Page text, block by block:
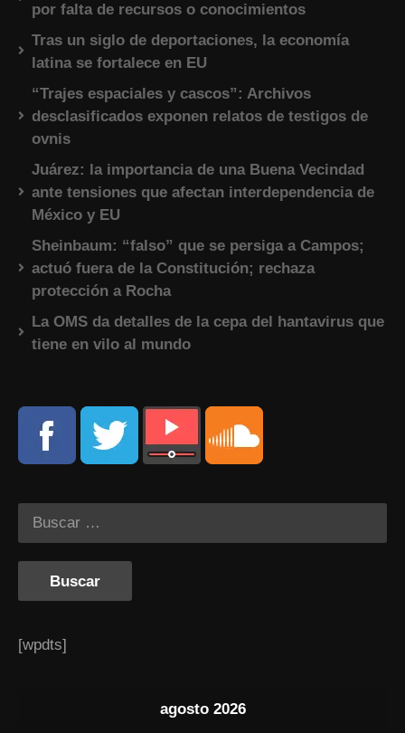
por falta de recursos o conocimientos
Tras un siglo de deportaciones, la economía
latina se fortalece en EU
“Trajes espaciales y cascos”: Archivos
desclasificados exponen relatos de testigos de
ovnis
Juárez: la importancia de una Buena Vecindad
ante tensiones que afectan interdependencia de
México y EU
Sheinbaum: “falso” que se persiga a Campos;
actuó fuera de la Constitución; rechaza
protección a Rocha
La OMS da detalles de la cepa del hantavirus que
tiene en vilo al mundo
[wpdts]
agosto 2026